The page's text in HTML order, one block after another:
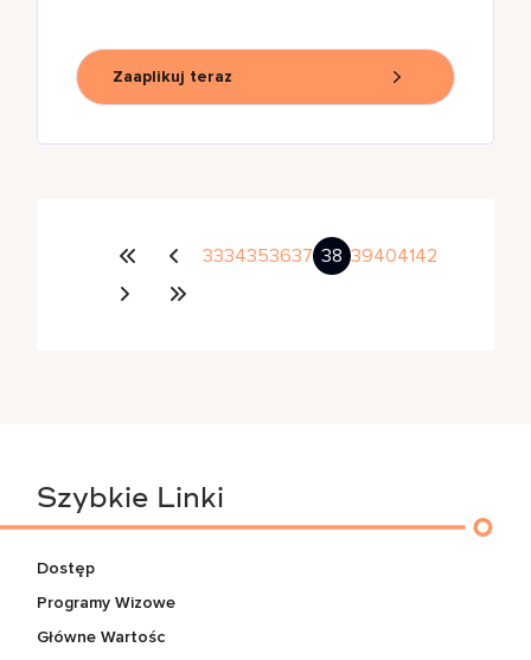
Zaaplikuj teraz
3334353637 38 39404142
Szybkie Linki
Dostęp
Programy Wizowe
Główne Wartośc